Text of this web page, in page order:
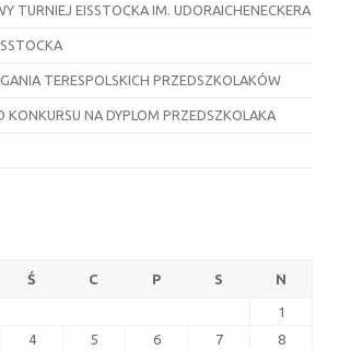
TURNIEJ EISSTOCKA IM. UDORAICHENECKERA
TERESPOLSKICH PRZEDSZKOLAKÓW
KONKURSU NA DYPLOM PRZEDSZKOLAKA
Ś C P S N
1
4 5 6 7
8